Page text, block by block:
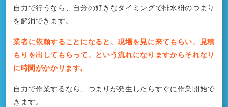
自力で行うなら、自分の好きなタイミングで排水枡のつまり
を解消できます。
業者に依頼することになると、現場を見に来てもらい、見積
もりを出してもらって、という流れになりますからそれなり
に時間がかかります。
自力で作業するなら、つまりが発生したらすぐに作業開始で
きます。